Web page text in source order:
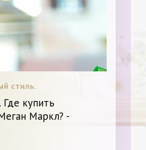
стиль.
Где купить
Маркл? -